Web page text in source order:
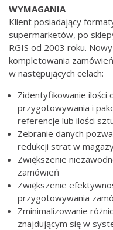
WYMAGANIA
Klient posiadający
supermarketów, po
RGIS od 2003 roku.
kompletowania
w następujących celach:
Zidentyfikowanie ilości
przygotowywania i
referencje lub ilości
Zebranie danych
redukcji strat w
Zwiększenie
zamówień
Zwiększenie
przygotowywania
Zminimalizowanie
znajdującym się w